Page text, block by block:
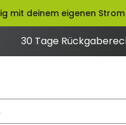
mit deinem eigenen
30 Tage